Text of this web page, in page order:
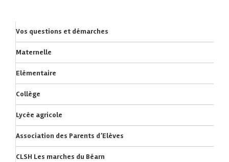
Vos questions et démarches
Maternelle
Elémentaire
Collège
Lycée agricole
Association des Parents d’Elèves
CLSH Les marches du Béarn